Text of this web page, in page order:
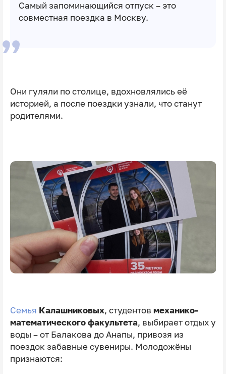
Самый запоминающийся отпуск – это
совместная поездка в Москву.
Они гуляли по столице, вдохновлялись её
историей, а после поездки узнали, что станут
родителями.
Семья Калашниковых, студентов механико-
математического факультета, выбирает отдых у
воды – от Балакова до Анапы, привозя из
поездок забавные сувениры. Молодожёны
признаются: